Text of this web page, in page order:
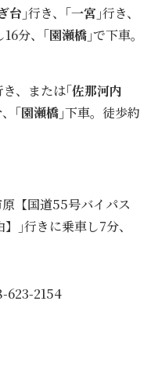
台｣行き、 ｢一宮｣行き、
分、 ｢園瀬橋｣で下車。
き、または｢佐那河内
｢園瀬橋｣下車。徒歩約
【国道55号バイパス
｣行きに乗車し7分、
623-2154